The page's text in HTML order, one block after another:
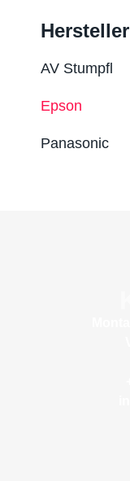
Hersteller
AV Stumpfl
Epson
Panasonic